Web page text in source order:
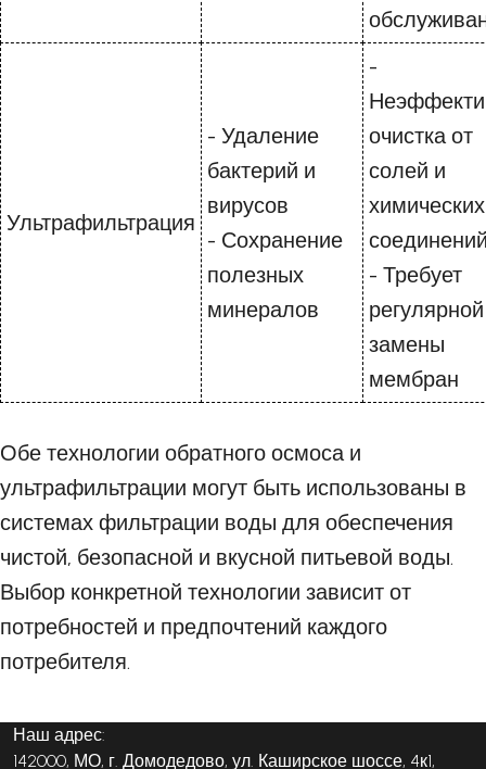
Ультрафильтрация
- Удаление
бактерий и
вирусов
- Сохранение
полезных
минералов
-
очистка от
солей и
химических
- Требует
регулярной
замены
мембран
Обе технологии обратного осмоса и
ультрафильтрации могут быть использованы в
системах фильтрации воды для обеспечения
чистой, безопасной и вкусной питьевой воды.
Выбор конкретной технологии зависит от
потребностей и предпочтений каждого
потребителя.
Наш адрес:
142000, МО, г. Домодедово, ул. Каширское шоссе, 4к1,